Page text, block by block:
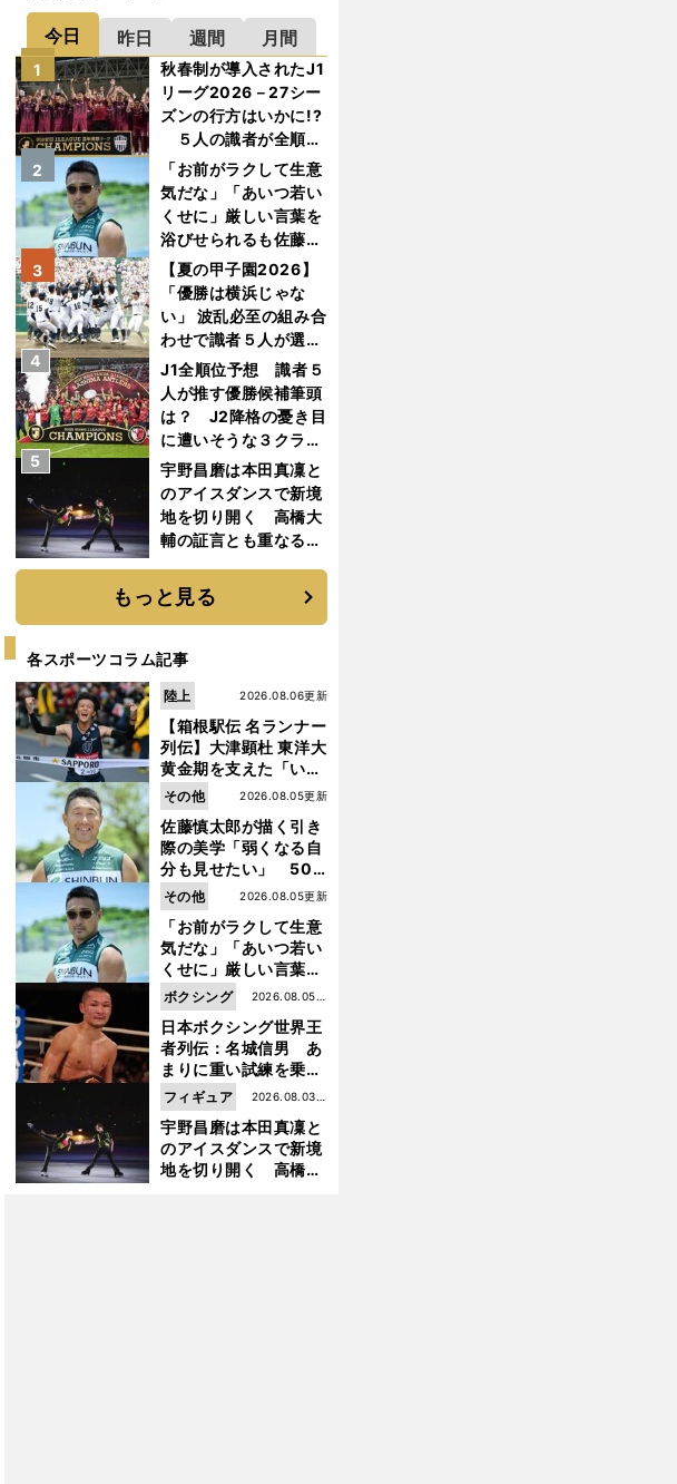
今日 昨日 週間 月間
秋春制が導入されたJ1
リーグ2026－27シー
ズンの行方はいかに!?
５人の識者が全順位
を大胆予想
1
「お前がラクして生意
気だな」「あいつ若い
くせに」厳しい言葉を
浴びせられるも佐藤慎
太郎が貫いた誇りとフ
ァンへの思い
2
【夏の甲子園2026】
「優勝は横浜じゃな
い」 波乱必至の組み合
わせで識者５人が選ん
だ優勝校はここだ！
3
J1全順位予想 識者５
人が推す優勝候補筆頭
は？ J2降格の憂き目
に遭いそうな３クラブ
とは？
4
宇野昌磨は本田真凜と
のアイスダンスで新境
地を切り開く 高橋大
輔の証言とも重なる課
5
もっと見る
各スポーツコラム記事
【箱根駅伝 名ランナー
列伝】大津顕杜 東洋大
黄金期を支えた「いぶ
し銀」の存在 最後は同
期の設楽兄弟も受賞で
きなかった金栗杯に輝
く
2026.08.06更新
陸上
佐藤慎太郎が描く引き
際の美学「弱くなる自
分も見せたい」 50
代の競輪人生に影響を
与える伏見俊昭の死に
も言及
2026.08.05更新
その他
「お前がラクして生意
気だな」「あいつ若い
くせに」厳しい言葉を
浴びせられるも佐藤慎
太郎が貫いた誇りとフ
ァンへの思い
2026.08.05更新
その他
日本ボクシング世界王
者列伝：名城信男 あ
まりに重い試練を乗り
越え「大胆さ」と「巧
さ」で築いた時代
2026.08.05更
新
ボクシング
宇野昌磨は本田真凜と
のアイスダンスで新境
地を切り開く 高橋大
2026.08.03更
新
フィギュア